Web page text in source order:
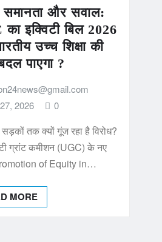
समानता और सवाल:
इक्विटी बिल 2026
उच्च शिक्षा की
पाएगा ?
2026
0
तक क्यों गूंज रहा है विरोध?
ग्रांट कमीशन (UGC) के नए
of Equity in…
MORE